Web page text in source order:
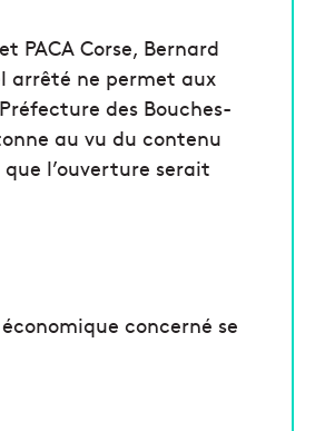
PACA Corse, Bernard
arrêté ne permet aux
des Bouches-
au vu du contenu
l’ouverture serait
concerné se